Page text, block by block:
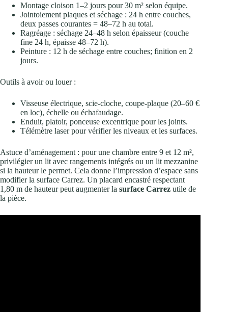
Montage cloison 1–2 jours pour 30 m² selon équipe.
Jointoiement plaques et séchage : 24 h entre couches,
deux passes courantes = 48–72 h au total.
Ragréage : séchage 24–48 h selon épaisseur (couche
fine 24 h, épaisse 48–72 h).
Peinture : 12 h de séchage entre couches; finition en 2
jours.
Outils à avoir ou louer :
Visseuse électrique, scie-cloche, coupe-plaque (20–60 €
en loc), échelle ou échafaudage.
Enduit, platoir, ponceuse excentrique pour les joints.
Télémètre laser pour vérifier les niveaux et les surfaces.
Astuce d’aménagement : pour une chambre entre 9 et 12 m²,
privilégier un lit avec rangements intégrés ou un lit mezzanine
si la hauteur le permet. Cela donne l’impression d’espace sans
modifier la surface Carrez. Un placard encastré respectant
1,80 m de hauteur peut augmenter la surface Carrez utile de
la pièce.